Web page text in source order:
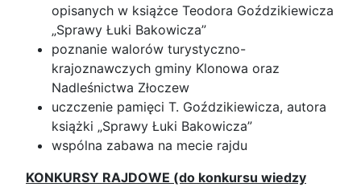
opisanych w książce Teodora Goździkiewicza
„Sprawy Łuki Bakowicza”
poznanie walorów turystyczno-
krajoznawczych gminy Klonowa oraz
Nadleśnictwa Złoczew
uczczenie pamięci T. Goździkiewicza, autora
książki „Sprawy Łuki Bakowicza”
wspólna zabawa na mecie rajdu
KONKURSY RAJDOWE (do konkursu wiedzy